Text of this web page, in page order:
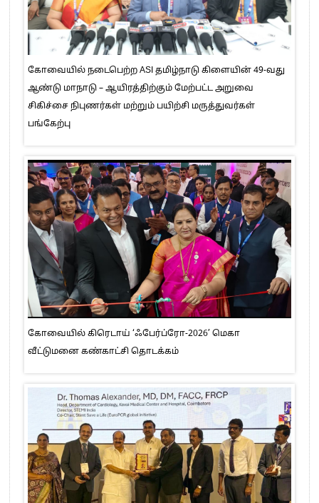
கோவையில் நடைபெற்ற ASI தமிழ்நாடு கிளையின் 49-வது
ஆண்டு மாநாடு – ஆயிரத்திற்கும் மேற்பட்ட அறுவை
சிகிச்சை நிபுணர்கள் மற்றும் பயிற்சி மருத்துவர்கள்
பங்கேற்பு
கோவையில் கிரெடாய் ‘ஃபேர்ப்ரோ-2026’ மெகா
வீட்டுமனை கண்காட்சி தொடக்கம்